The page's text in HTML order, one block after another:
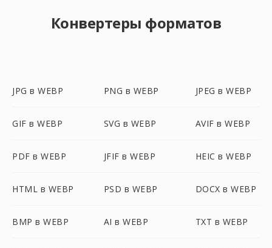
Конвертеры форматов
JPG в WEBP PNG в WEBP JPEG в WEBP
GIF в WEBP SVG в WEBP AVIF в WEBP
PDF в WEBP JFIF в WEBP HEIC в WEBP
HTML в WEBP PSD в WEBP DOCX в WEBP
BMP в WEBP AI в WEBP TXT в WEBP